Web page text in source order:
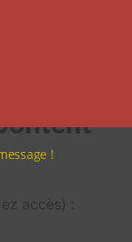
discuter ou
copie illégitime
accès) :
!